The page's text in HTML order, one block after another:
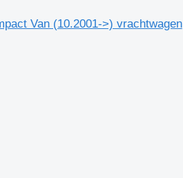
Van (10.2001->) vrachtwagen